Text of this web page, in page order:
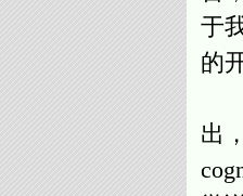
于
的
出